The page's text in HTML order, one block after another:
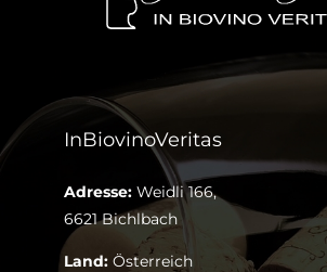
InBiovinoVeritas
Adresse: Weidli 166,
6621 Bichlbach
Land: Österreich